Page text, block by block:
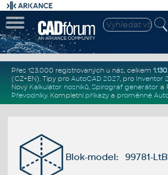
Přes 123.000 registrovaných u nás, celkem
(CZ+EN). Tipy pro AutoCAD 2027, pro Inventor
Nový Kalkulátor nosníků, Spirograf generátor a
Převodníky. Kompletní příkazya proměnné
Blok-model: 99781-